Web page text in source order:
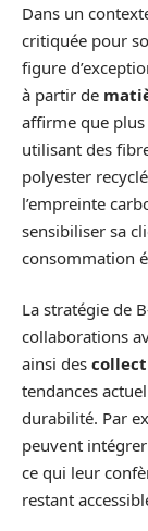
Dans un
critiquée pour
figure
à partir de
affirme que plus
utilisant des
polyester
l’empreinte
sensibiliser sa
consommation
La stratégie de
collaborations
ainsi des
tendances
durabilité. Par
peuvent
ce qui leur
restant